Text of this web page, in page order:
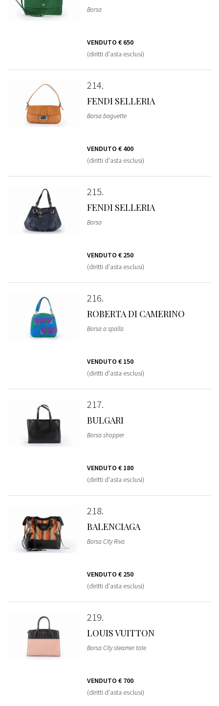
Borsa
VENDUTO € 650
(diritti d'asta esclusi)
214
FENDI SELLERIA
Borsa baguette
VENDUTO € 400
(diritti d'asta esclusi)
215
FENDI SELLERIA
Borsa
VENDUTO € 250
(diritti d'asta esclusi)
216
ROBERTA DI CAMERINO
Borsa a spalla
VENDUTO € 150
(diritti d'asta esclusi)
217
BULGARI
Borsa shopper
VENDUTO € 180
(diritti d'asta esclusi)
218
BALENCIAGA
Borsa City Riva
VENDUTO € 250
(diritti d'asta esclusi)
219
LOUIS VUITTON
Borsa City steamer tote
VENDUTO € 700
(diritti d'asta esclusi)